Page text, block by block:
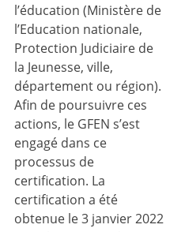
l’éducation (Ministère de
l’Education nationale,
Protection Judiciaire de
la Jeunesse, ville,
département ou région).
Afin de poursuivre ces
actions, le GFEN s’est
engagé dans ce
processus de
certification. La
certification a été
obtenue le 3 janvier 2022